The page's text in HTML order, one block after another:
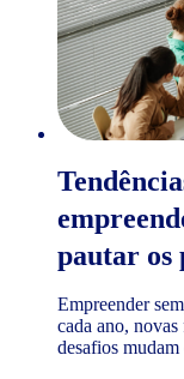
pautar os
Empreender
cada ano,
desafios mudam